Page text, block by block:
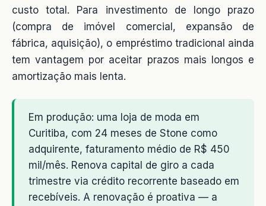
custo total. Para investimento de longo prazo
(compra de imóvel comercial, expansão de
fábrica, aquisição), o empréstimo tradicional ainda
tem vantagem por aceitar prazos mais longos e
amortização mais lenta.
Em produção: uma loja de moda em
Curitiba, com 24 meses de Stone como
adquirente, faturamento médio de R$ 450
mil/mês. Renova capital de giro a cada
trimestre via crédito recorrente baseado em
recebíveis. A renovação é proativa — a